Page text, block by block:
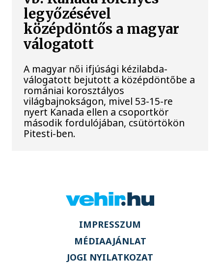
legyőzésével
középdöntős a magyar
válogatott
A magyar női ifjúsági kézilabda-
válogatott bejutott a középdöntőbe a
romániai korosztályos
világbajnokságon, mivel 53-15-re
nyert Kanada ellen a csoportkör
második fordulójában, csütörtökön
Pitesti-ben.
IMPRESSZUM
MÉDIAAJÁNLAT
JOGI NYILATKOZAT